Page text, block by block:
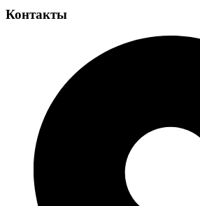
Контакты